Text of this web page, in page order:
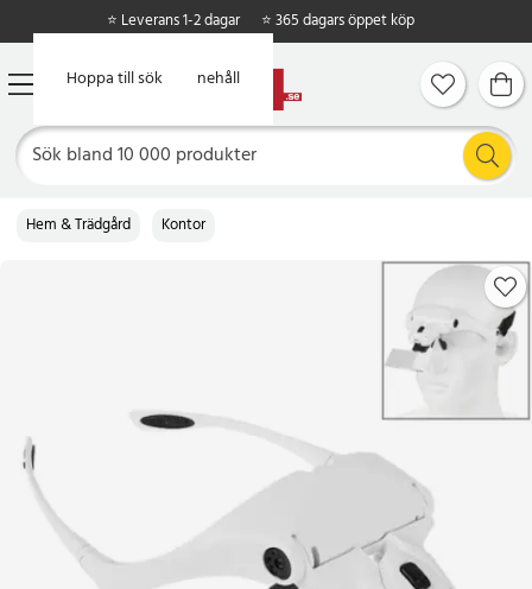
Hoppa till huvudinnehåll
Hoppa till sök
⭐ Leverans 1-2 dagar ⭐ 365 dagars öppet köp
Hem & Trädgård Kontor